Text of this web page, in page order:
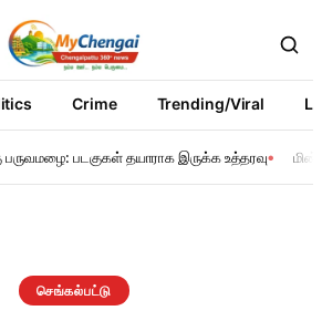
Crime Trending/Viral
பருவமழை: படகுகள் தயாராக இருக்க உத்தரவு
செங்கல்பட்டு